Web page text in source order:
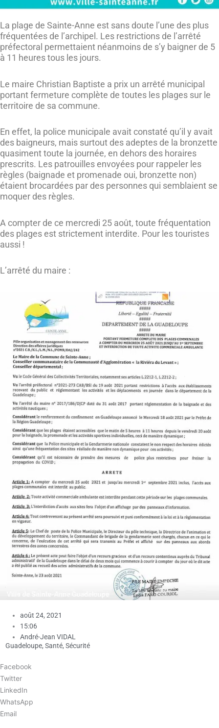
La plage de Sainte-Anne est sans doute l’une des plus
fréquentées de l’archipel. Les restrictions de l’arrêté
préfectoral permettaient néanmoins de s’y baigner de 5
à 11 heures tous les jours.
Le maire Christian Baptiste a prix un arrêté municipal
portant fermeture complète de toutes les plages sur le
territoire de sa commune.
En effet, la police municipale avait constaté qu’il y avait
des baigneurs, mais surtout des adeptes de la bronzette
quasiment toute la journée, en dehors des horaires
prescrits. Les patrouilles envoyées pour rappeler les
règles (baignade et promenade oui, bronzette non)
étaient brocardées par des personnes qui semblaient se
moquer des règles.
A compter de ce mercredi 25 août, toute fréquentation
des plages est strictement interdite. Pour les touristes
aussi !
L’arrêté du maire :
août 24, 2021
15:06
André-Jean VIDAL
Guadeloupe, Santé, Sécurité
Facebook
Twitter
LinkedIn
WhatsApp
Email